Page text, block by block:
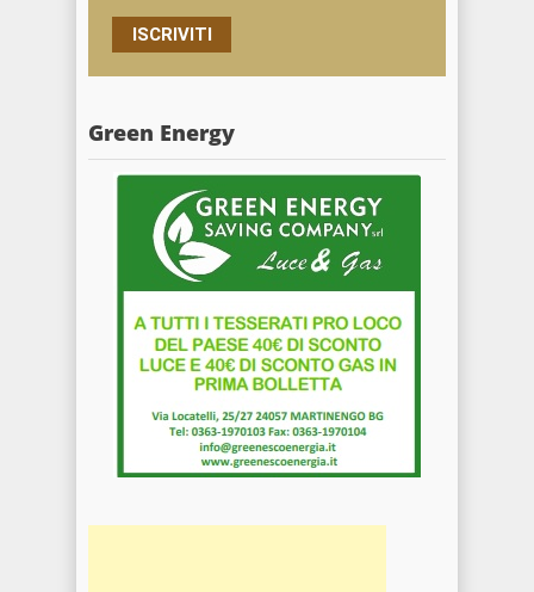
ISCRIVITI
Green Energy